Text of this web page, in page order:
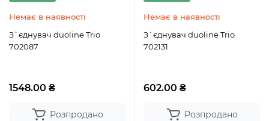
Немає в наявності
З`єднувач duoline Trio
702087
1548.00 ₴
Розпродано
Немає в наявності
З`єднувач duoline Trio
702131
602.00 ₴
Розпродано